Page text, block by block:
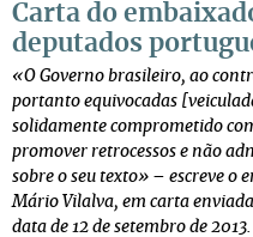
Carta do
deputados
«O Governo brasileiro, ao
portanto equivocadas
solidamente comprometido
promover retrocessos e não
sobre o seu texto» – escreve o
Mário Vilalva, em carta
data de 12 de setembro de 2013.